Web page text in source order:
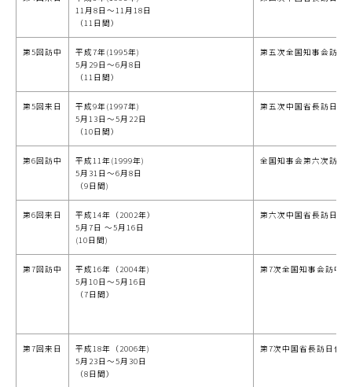
11月8日～11月18日
（11日間）
第5回訪中
平成7年(1995年)
5月29日～6月8日
（11日間）
第五次全国知事会訪中
第5回来日
平成9年(1997年)
5月13日～5月22日
（10日間）
第五次中国省長訪日代
第6回訪中
平成11年(1999年)
5月31日～6月8日
（9日間)
全国知事会第六次訪中
第6回来日
平成14年（2002年）
5月7日 ～5月16日
(10日間)
第六次中国省長訪日代
第7回訪中
平成16年（2004年)
5月10日～5月16日
（7日間）
第7次全国知事会訪中
第7回来日
平成18年（2006年)
5月23日～5月30日
（8日間）
第7次中国省長訪日代